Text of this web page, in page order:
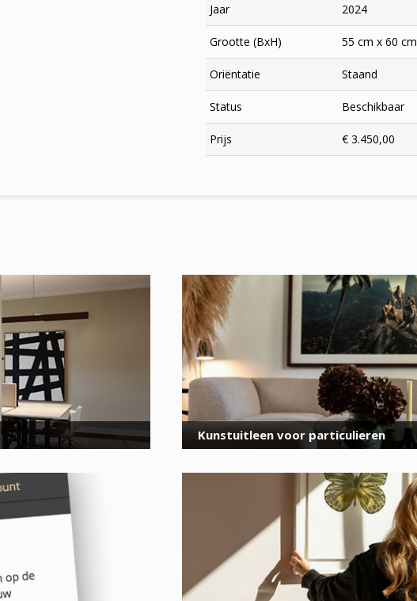
Jaar 2024
Grootte (BxH) 55 cm x 60 cm
Oriëntatie Staand
Status Beschikbaar
Prijs € 3.450,00
Kunstuitleen voor particulieren
Meld je aan
voor onze nieuwsbrief
E-
mailadres